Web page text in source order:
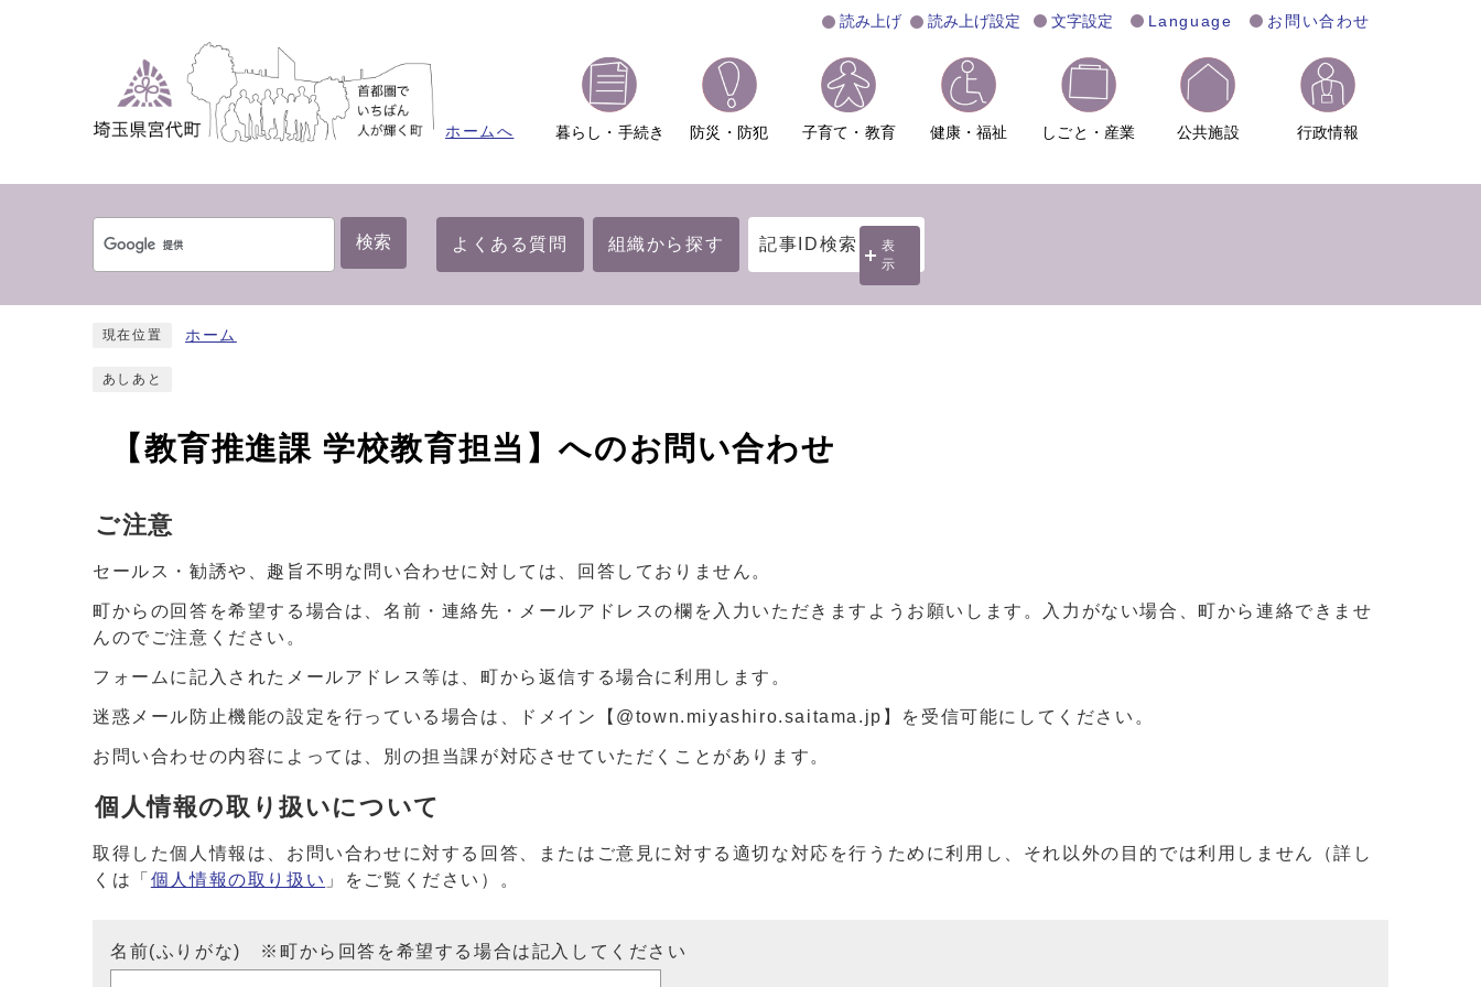
読み上げ 読み上げ設定 文字設定 Language お問い合わせ
ホームへ 暮らし・手続き 防災・防犯 子育て・教育 健康・福祉 しごと・産業 公共施設 行政情報
検索 よくある質問 組織から探す 記事ID検索
表
示
現在位置 ホーム
あしあと
【教育推進課 学校教育担当】へのお問い合わせ
ご注意
セールス・勧誘や、趣旨不明な問い合わせに対しては、回答しておりません。
町からの回答を希望する場合は、名前・連絡先・メールアドレスの欄を入力いただきますようお願いします。入力がない場合、町から連絡できませ
んのでご注意ください。
フォームに記入されたメールアドレス等は、町から返信する場合に利用します。
迷惑メール防止機能の設定を行っている場合は、ドメイン【@town.miyashiro.saitama.jp】を受信可能にしてください。
お問い合わせの内容によっては、別の担当課が対応させていただくことがあります。
個人情報の取り扱いについて
取得した個人情報は、お問い合わせに対する回答、またはご意見に対する適切な対応を行うために利用し、それ以外の目的では利用しません（詳し
くは「 個人情報の取り扱い 」をご覧ください）。
名前(ふりがな) ※町から回答を希望する場合は記入してください